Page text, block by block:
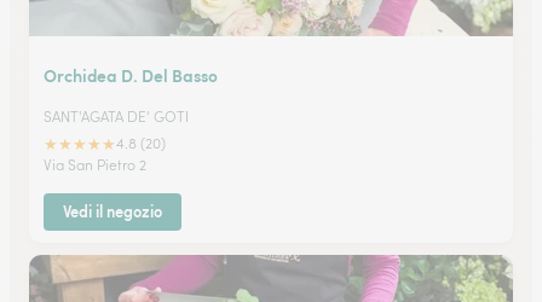
Orchidea D. Del Basso
SANT'AGATA DE' GOTI
★★★★★4.8 (20)
Via San Pietro 2
Vedi il negozio